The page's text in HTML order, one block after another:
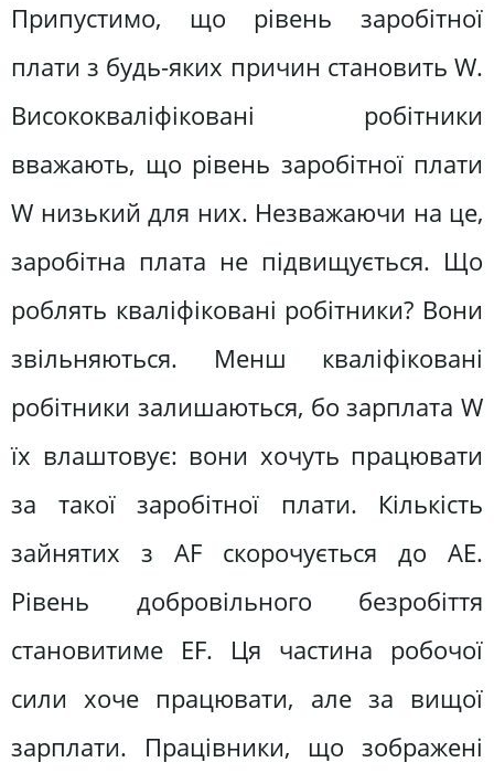
Припустимо, що рівень заробітної
плати з будь-яких причин становить W.
Висококваліфіковані робітники
вважають, що рівень заробітної плати
W низький для них. Незважаючи на це,
заробітна плата не підвищується. Що
роблять кваліфіковані робітники? Вони
звільняються. Менш кваліфіковані
робітники залишаються, бо зарплата W
їх влаштовує: вони хочуть працювати
за такої заробітної плати. Кількість
зайнятих з AF скорочується до АЕ.
Рівень добровільного безробіття
становитиме EF. Ця частина робочої
сили хоче працювати, але за вищої
зарплати. Працівники, що зображені